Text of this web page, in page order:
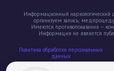
Информационный
организуем запись;
Имеются противопоказания —
Информация не является
Политика обработки персональных
данных